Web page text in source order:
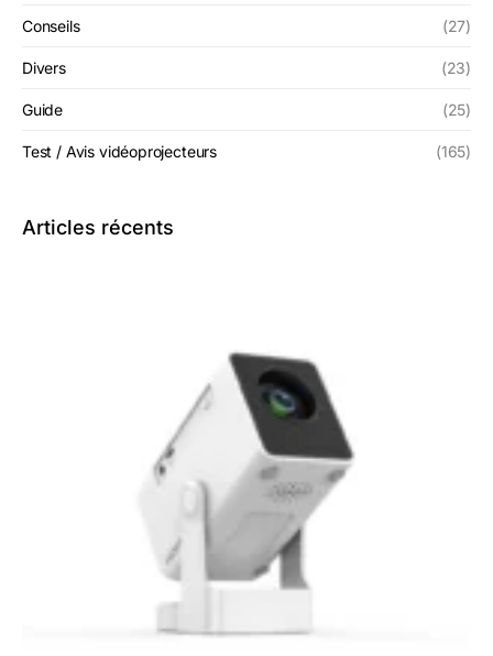
Conseils (27)
Divers (23)
Guide (25)
Test / Avis vidéoprojecteurs (165)
Articles récents